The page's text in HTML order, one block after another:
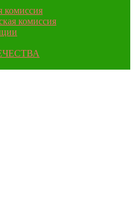
комиссия
комиссия